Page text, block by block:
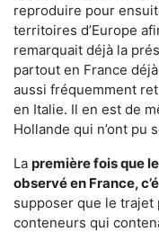
reproduire pour
territoires d’Europe
remarquait déjà la
partout en France
aussi fréquemment
en Italie. Il en est de
Hollande qui n’ont pu
La première fois que
observé en France,
supposer que le trajet
conteneurs qui